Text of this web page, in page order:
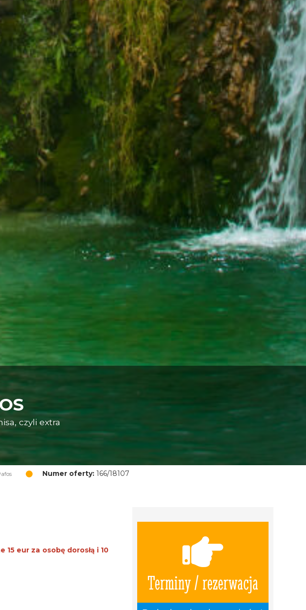
czyli extra
Numer oferty: 166/18107
Terminy / rezerwacja
eur za osobę dorosłą i 10